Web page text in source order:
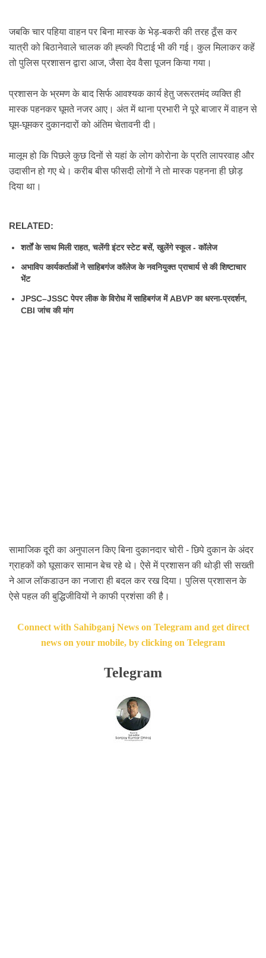
जबकि चार पहिया वाहन पर बिना मास्क के भेड़-बकरी की तरह ठूँस कर
यात्री को बिठानेवाले चालक की ह्ल्की पिटाई भी की गई। कुल मिलाकर कहें
तो पुलिस प्रशासन द्वारा आज, जैसा देव वैसा पूजन किया गया।
प्रशासन के भ्रमण के बाद सिर्फ आवश्यक कार्यहेतु जरूरतमंद व्यक्ति ही
मास्क पहनकर घूमते नजर आए। अंत में थाना प्रभारी ने पूरे बाजार में वाहन से
घूम-घूमकर दुकानदारों को अंतिम चेतावनी दी।
मालूम हो कि पिछले कुछ दिनों से यहां के लोग कोरोना के प्रति लापरवाह और
उदासीन हो गए थे। करीब बीस फीसदी लोगों ने तो मास्क पहनना ही छोड़
दिया था।
RELATED:
शर्तों के साथ मिली राहत, चलेंगी इंटर स्टेट बसें, खुलेंगे स्कूल - कॉलेज
अभाविप कार्यकर्ताओं ने साहिबगंज कॉलेज के नवनियुक्त प्राचार्य से की शिष्टाचार
भेंट
JPSC–JSSC पेपर लीक के विरोध में साहिबगंज में ABVP का धरना-प्रदर्शन,
CBI जांच की मांग
सामाजिक दूरी का अनुपालन किए बिना दुकानदार चोरी - छिपे दुकान के अंदर
ग्राहकों को घूसाकर सामान बेच रहे थे। ऐसे में प्रशासन की थोड़ी सी सख्ती
ने आज लॉकडाउन का नजारा ही बदल कर रख दिया। पुलिस प्रशासन के
ऐसे पहल की बुद्धिजीवियों ने काफी प्रशंसा की है।
Connect with Sahibganj News on Telegram and get direct
news on your mobile, by clicking on Telegram
Telegram